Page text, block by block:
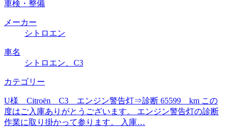
車検・整備
メーカー
シトロエン
車名
シトロエン、C3
カテゴリー
U様 Citroën C3 エンジン警告灯⇒診断 65599 km この
度はご入庫ありがとうございます。 エンジン警告灯の診断
作業に取り掛かって参ります。 入庫…